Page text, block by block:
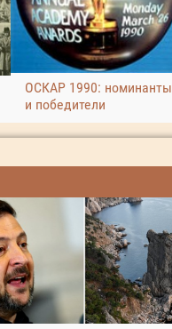
ОСКАР 1990: номинанты
и победители